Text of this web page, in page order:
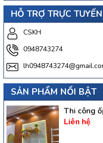
HỖ TRỢ TRỰC TUYẾN
CSKH
0948743274
SẢN PHẨM NỔI BẬT
Thi công
Liên hệ